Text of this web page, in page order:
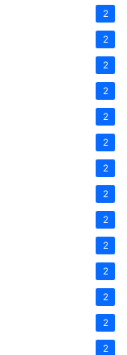
2
2
2
2
2
2
2
2
2
2
2
2
2
2